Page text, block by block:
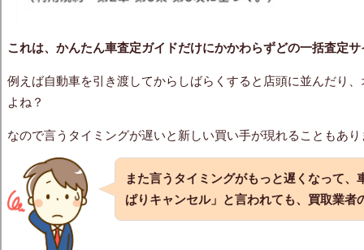
これは、かんたん車査定ガイドだけにかかわらずどの一括査定
例えば自動車を引き渡してからしばらくすると店頭に並んだり
よね？
なので言うタイミングが遅いと新しい買い手が現れることもあり
また言うタイミングがもっと遅くなって、
ぱりキャンセル」と言われても、買取業者